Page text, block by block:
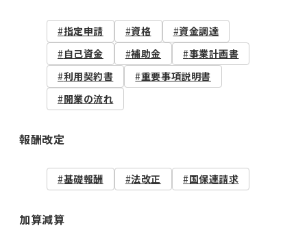
指定申請 資格
資金調達
自己資金
補助金
事業計画書
利用契約書
重要事項説明書
開業の流れ
報酬改定
基礎報酬 法改正 国保連請求
加算減算